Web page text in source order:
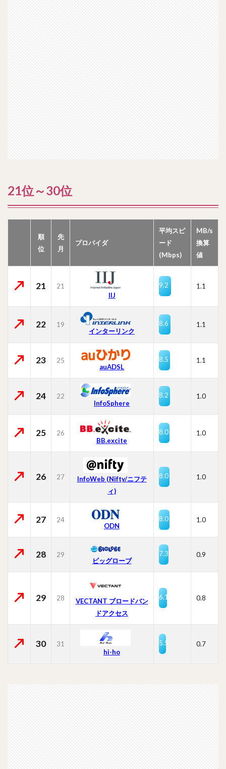
21位～30位
順
位
先
月
プロバイダ
平均スピ
ード
(Mbps)
MB/s
換算
値
21
21
IIJ
9.2 1.1
22
19
インターリンク
8.6 1.1
23
25
auADSL
8.5 1.1
24
22
InfoSphere
8.2 1.0
25
26
BB.excite
8.0 1.0
26 27
InfoWeb (Nifty/ニフテ
ィ)
8.0 1.0
27 24
ODN
8.0 1.0
28 29
ビッグローブ
7.3 0.9
29 28
VECTANT ブロードバン
ドアクセス
6.1 0.8
30
31
hi-ho
5.5 0.7